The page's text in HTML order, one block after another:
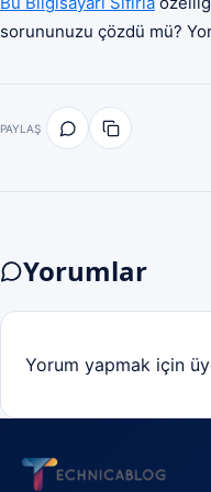
sorununuzu çözdü mü?
PAYLAŞ
Yorumlar
Yorum yapmak için